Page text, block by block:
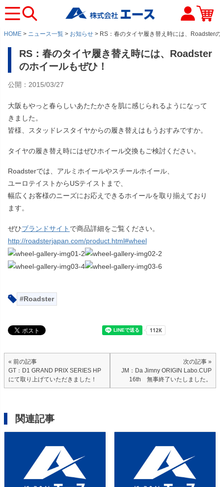
HOME ニュース一覧 お知らせ RS：春のタイヤ履き替え時には、Roadster
RS：春のタイヤ履き替え時には、Roadster
のホイールもぜひ！
公開：2015/03/27
大阪もやっと春らしいあたたかさを肌に感じられるようになって
きました。
皆様、スタッドレスタイヤからの履き替えはもうおすみですか。
タイヤの履き替え時にはぜひホイール交換もご検討ください。
Roadsterでは、アルミホイールやスチールホイール、
ユーロテイストからUSテイストまで、
幅広くお客様のニーズにお応えできるホイールを取り揃えており
ます。
ぜひブランドサイト で商品詳細をご覧ください。
http://roadsterjapan.com/product.html#wheel
Roadster
« 前の記事
GT：D1 GRAND PRIX SERIES HP
にて取り上げていただきました！
次の記事 »
JM：Da Jimny ORIGIN Labo.CUP
16th 無事終了いたしました。
関連記事